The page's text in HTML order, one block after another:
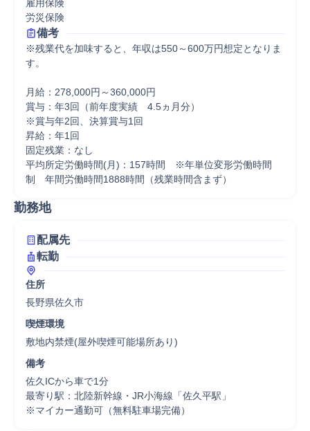
雇用保険
労災保険
備考
※残業代を加味すると、年収は550～600万円想定となりま
す。
月給：278,000円～360,000円
賞与：年3回（前年度実績　4.5ヵ月分）
※賞与年2回、決算賞与1回
昇給：年1回
固定残業：なし
平均所定労働時間(月)：157時間　※年単位変形労働時間
制　年間労働時間1888時間（残業時間含まず）
勤務地
配属先
転勤
住所
長野県佐久市
喫煙環境
敷地内禁煙(屋外喫煙可能場所あり)
備考
佐久ICから車で1分
最寄り駅：北陸新幹線・JR小海線「佐久平駅」
※マイカー通勤可（無料駐車場完備）